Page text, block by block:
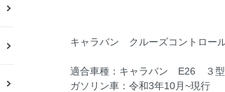
キャラバン クルーズコントロー
適合車種：キャラバン E26 ３
ガソリン車：令和3年10月~現行